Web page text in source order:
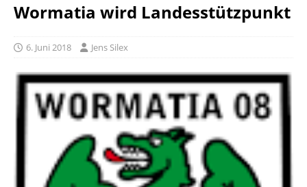
Wormatia wird Landesstützpunkt
6. Juni 2018 Jens Silex